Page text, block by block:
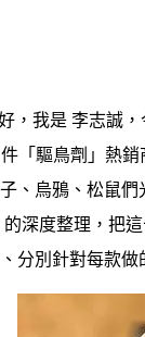
，我是 李志誠
「驅鳥劑」熱
、烏鴉、松鼠
深度整理，把
分別針對每款做